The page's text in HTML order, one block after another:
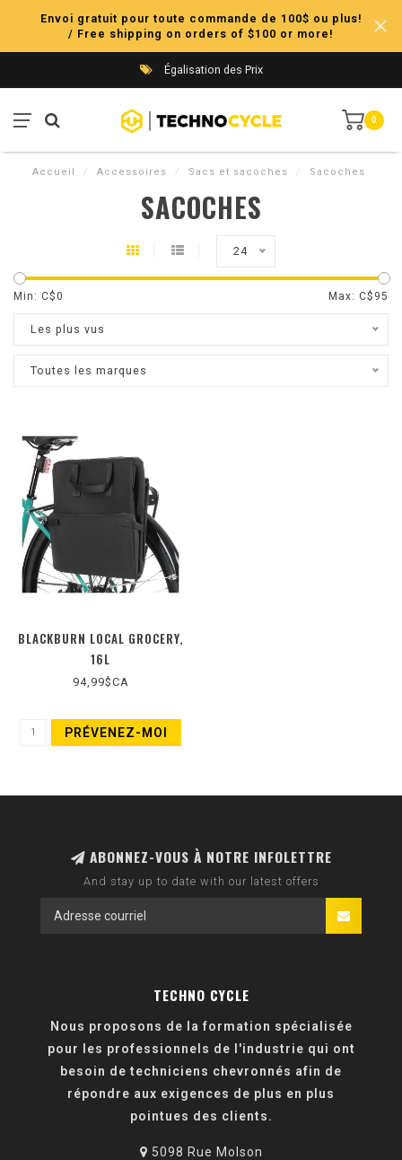
Envoi gratuit pour toute commande de 100$ ou plus!
/ Free shipping on orders of $100 or more!
Égalisation des Prix
0
Accueil / Accessoires / Sacs et sacoches / Sacoches
SACOCHES
24
Min: C$0 Max: C$ 95
Les plus vus
Toutes les marques
BLACKBURN LOCAL GROCERY,
16L
94,99$CA
PRÉVENEZ-MOI
ABONNEZ-VOUS À NOTRE INFOLETTRE
And stay up to date with our latest offers
TECHNO CYCLE
Nous proposons de la formation spécialisée
pour les professionnels de l'industrie qui ont
besoin de techniciens chevronnés afin de
répondre aux exigences de plus en plus
pointues des clients.
5098 Rue Molson